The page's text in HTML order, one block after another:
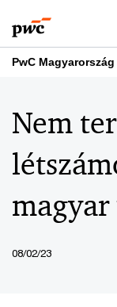
to
content
to
footer
PwC Magyarország
Nem
08/02/23